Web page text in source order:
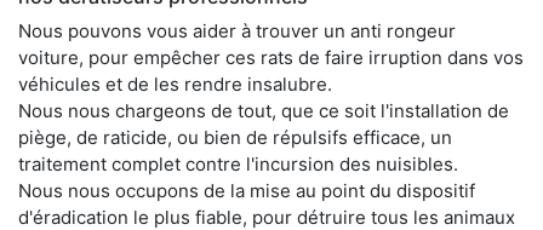
Nous pouvons vous aider à trouver un anti rongeur
voiture, pour empêcher ces rats de faire irruption dans vos
véhicules et de les rendre insalubre.
Nous nous chargeons de tout, que ce soit l'installation de
piège, de raticide, ou bien de répulsifs efficace, un
traitement complet contre l'incursion des nuisibles.
Nous nous occupons de la mise au point du dispositif
d'éradication le plus fiable, pour détruire tous les animaux